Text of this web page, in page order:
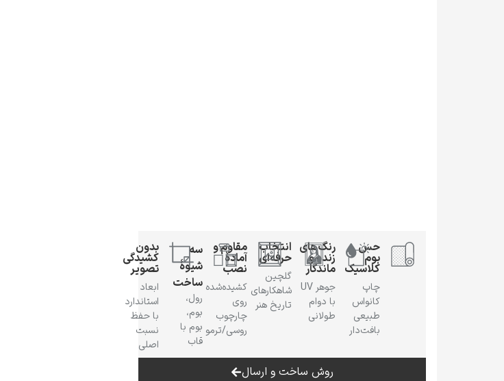
حس
بوم
کلاسیک
چاپ
کانواس
طبیعی
بافت‌دار
رنگ‌های
زنده و
ماندگار
جوهر UV
با دوام
طولانی
انتخاب
حرفه‌ای
گلچین
شاهکارهای
تاریخ هنر
مقاوم و
آمادهٔ
نصب
کشیده‌شده
روی
چارچوب
روسی/ترمو
سه
شیوهٔ
ساخت
رول،
بوم،
بوم با
قاب
بدون
کشیدگی
تصویر
ابعاد
استاندارد
با حفظ
نسبت
اصلی
روش ساخت و ارسال